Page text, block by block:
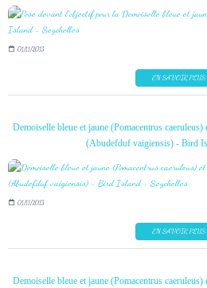
01/11/2013
EN SAVOIR PLUS
Demoiselle bleue et jaune (Pomacentrus
(Abudefduf vaigiensis) - Bird
01/11/2013
EN SAVOIR PLUS
Demoiselle bleue et jaune (Pomacentrus